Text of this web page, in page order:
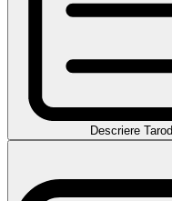
Descriere